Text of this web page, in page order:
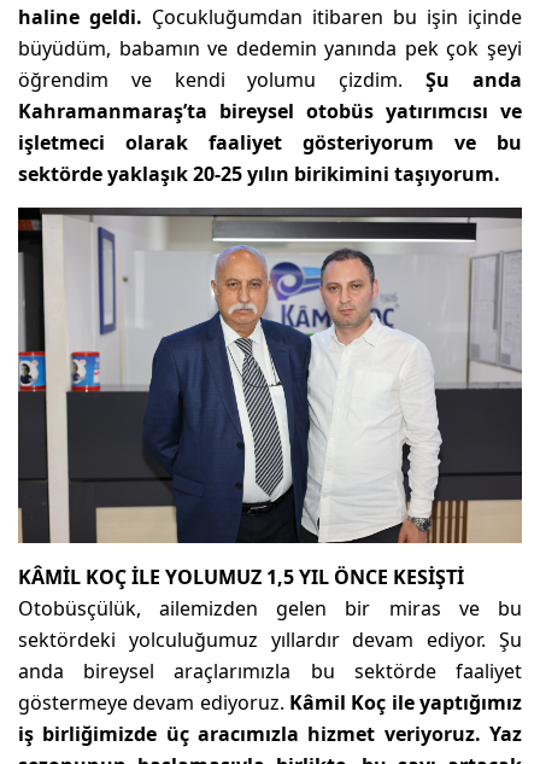
haline geldi. Çocukluğumdan itibaren bu işin içinde
büyüdüm, babamın ve dedemin yanında pek çok şeyi
öğrendim ve kendi yolumu çizdim.Şu anda
Kahramanmaraş’ta bireysel otobüs yatırımcısı ve
işletmeci olarak faaliyet gösteriyorum ve bu
sektörde yaklaşık 20-25 yılın birikimini taşıyorum.
KÂMİL KOÇ İLE YOLUMUZ 1,5 YIL ÖNCE KESİŞTİ
Otobüsçülük, ailemizden gelen bir miras ve bu
sektördeki yolculuğumuz yıllardır devam ediyor. Şu
anda bireysel araçlarımızla bu sektörde faaliyet
göstermeye devam ediyoruz. Kâmil Koç ile yaptığımız
iş birliğimizde üç aracımızla hizmet veriyoruz. Yaz